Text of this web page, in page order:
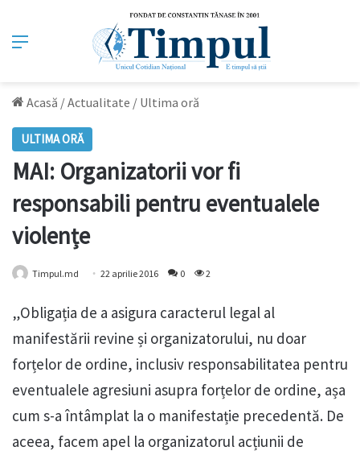
Meniu
Acasă /Actualitate / Ultima oră
ULTIMA ORĂ
MAI: Organizatorii vor fi
responsabili pentru eventualele
violențe
Timpul.md 22 aprilie 2016 0 2
„Obligația de a asigura caracterul legal al
manifestării revine și organizatorului, nu doar
forțelor de ordine, inclusiv responsabilitatea pentru
eventualele agresiuni asupra forțelor de ordine, așa
cum s-a întâmplat la o manifestație precedentă. De
aceea, facem apel la organizatorul acțiunii de